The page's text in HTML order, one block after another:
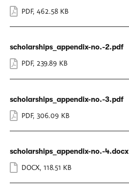
PDF, 462.58 KB
scholarships_appendix-no.-2.pdf
PDF, 239.89 KB
scholarships_appendix-no.-3.pdf
PDF, 306.09 KB
scholarships_appendix-no.-4.docx
DOCX, 118.51 KB